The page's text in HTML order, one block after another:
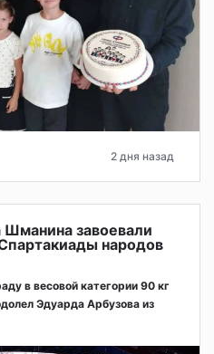
2 дня назад
Шманина завоевали
народов
в весовой категории 90 кг
Эдуарда Арбузова из